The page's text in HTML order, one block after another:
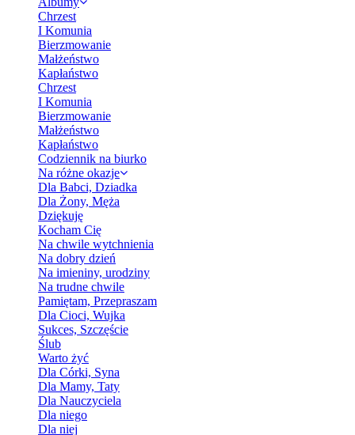
Chrzest
I Komunia
Bierzmowanie
Małżeństwo
Kapłaństwo
Chrzest
I Komunia
Bierzmowanie
Małżeństwo
Kapłaństwo
Codziennik na biurko
Na różne okazje
Dla Babci, Dziadka
Dla Żony, Męża
Dziękuję
Kocham Cię
Na chwile wytchnienia
Na dobry dzień
Na imieniny, urodziny
Na trudne chwile
Pamiętam, Przepraszam
Dla Cioci, Wujka
Sukces, Szczęście
Ślub
Warto żyć
Dla Córki, Syna
Dla Mamy, Taty
Dla Nauczyciela
Dla niego
Dla niej